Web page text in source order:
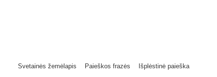
Svetainės žemėlapis Paieškos frazės Išplėstinė paieška